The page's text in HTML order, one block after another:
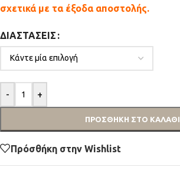
σχετικά με τα έξοδα αποστολής.
ΔΙΑΣΤΆΣΕΙΣ
- +
ΠΡΟΣΘΉΚΗ ΣΤΟ ΚΑΛΆΘΙ
Πρόσθήκη στην Wishlist